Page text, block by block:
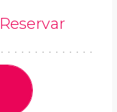
Reservar